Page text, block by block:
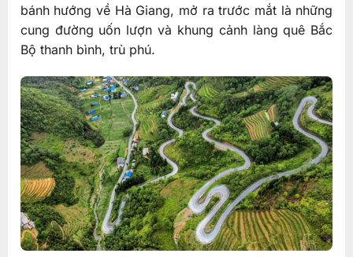
bánh hướng về Hà Giang, mở ra trước mắt là những
cung đường uốn lượn và khung cảnh làng quê Bắc
Bộ thanh bình, trù phú.